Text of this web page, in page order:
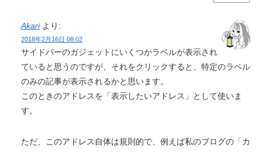
Akari より:
2018年2月16日 08:02
サイドバーのガジェットにいくつかラベルが表示され
ていると思うのですが、それをクリックすると、特定のラベル
のみの記事が表示されるかと思います。
このときのアドレスを「表示したいアドレス」として使いま
す。
ただ、このアドレス自体は規則的で、例えば私のブログの「カ